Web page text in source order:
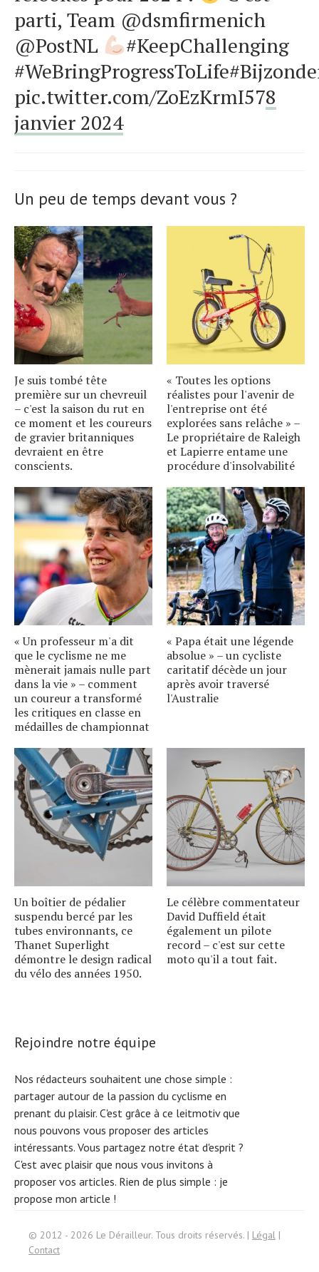
parti, Team @dsmfirmenich
@PostNL
#KeepChallenging
pic.twitter.com/ZoEzKrmI578
janvier 2024
Un peu de temps devant vous ?
Je suis tombé tête
première sur un chevreuil
– c'est la saison du rut en
ce moment et les coureurs
de gravier britanniques
devraient en être
conscients.
« Toutes les options
réalistes pour l'avenir de
l'entreprise ont été
explorées sans relâche » –
Le propriétaire de Raleigh
et Lapierre entame une
procédure d'insolvabilité
« Un professeur m'a dit
que le cyclisme ne me
mènerait jamais nulle part
dans la vie » – comment
un coureur a transformé
les critiques en classe en
médailles de championnat
« Papa était une légende
absolue » – un cycliste
caritatif décède un jour
après avoir traversé
l'Australie
Un boîtier de pédalier
suspendu bercé par les
tubes environnants, ce
Thanet Superlight
démontre le design radical
du vélo des années 1950.
Le célèbre commentateur
David Duffield était
également un pilote
record – c'est sur cette
moto qu'il a tout fait.
Rejoindre notre équipe
Nos rédacteurs souhaitent une chose simple :
partager autour de la passion du cyclisme en
prenant du plaisir. C'est grâce à ce leitmotiv que
nous pouvons vous proposer des articles
intéressants. Vous partagez notre état d'esprit ?
C'est avec plaisir que nous vous invitons à
proposer vos articles. Rien de plus simple : je
propose mon article !
© 2012 - 2026 Le Dérailleur. Tous droits réservés. | Légal |
Contact
Search
for: